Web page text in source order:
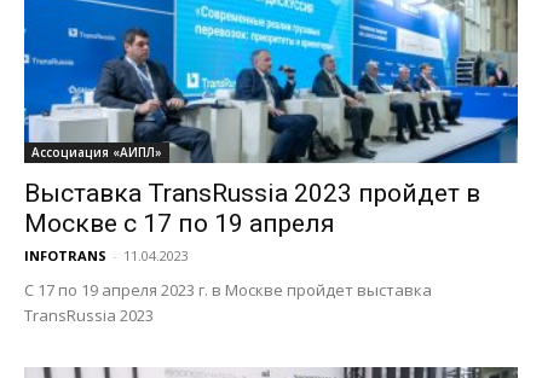
Ассоциация «АИПЛ»
Выставка TransRussia 2023 пройдет в
Москве с 17 по 19 апреля
INFOTRANS - 11.04.2023
С 17 по 19 апреля 2023 г. в Москве пройдет выставка
TransRussia 2023